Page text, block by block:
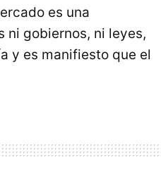
es una
ni gobiernos, ni leyes,
y es manifiesto que el